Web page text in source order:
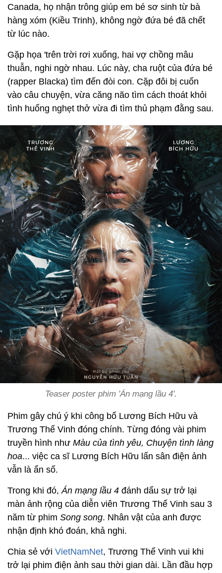
Canada, họ nhận trông giúp em bé sơ sinh từ bà
hàng xóm (Kiều Trinh), không ngờ đứa bé đã chết
từ lúc nào.
Gặp họa 'trên trời rơi xuống, hai vợ chồng mâu
thuẫn, nghi ngờ nhau. Lúc này, cha ruột của đứa bé
(rapper Blacka) tìm đến đòi con. Cặp đôi bị cuốn
vào câu chuyện, vừa căng não tìm cách thoát khỏi
tình huống nghẹt thở vừa đi tìm thủ phạm đằng sau.
Teaser poster phim 'Án mạng lầu 4'.
Phim gây chú ý khi công bố Lương Bích Hữu và
Trương Thế Vinh đóng chính. Từng đóng vài phim
truyền hình như Màu của tình yêu, Chuyện tình làng
hoa... việc ca sĩ Lương Bích Hữu lấn sân điện ảnh
vẫn là ẩn số.
Trong khi đó,Án mạng lầu 4 đánh dấu sự trở lại
màn ảnh rộng của diễn viên Trương Thế Vinh sau 3
năm từ phim Song song. Nhân vật của anh được
nhận định khó đoán, khả nghi.
Chia sẻ với VietNamNet, Trương Thế Vinh vui khi
trở lại phim điện ảnh sau thời gian dài. Lần đầu hợp